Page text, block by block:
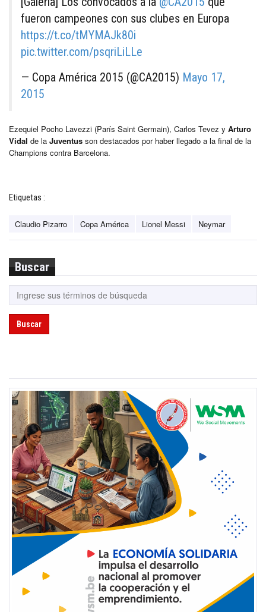
fueron campeones con sus clubes en Europa
https://t.co/tMYMAJk80i
pic.twitter.com/psqriLiLLe
— Copa América 2015 (@CA2015) Mayo 17,
2015
Ezequiel Pocho Lavezzi (París Saint Germain), Carlos Tevez y Arturo
Vidal de la Juventus son destacados por haber llegado a la final de la
Champions contra Barcelona.
Etiquetas :
Claudio Pizarro Copa América Lionel Messi Neymar
Buscar
Buscar